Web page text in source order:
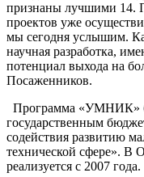
признаны лучшими 14.
проектов уже
мы сегодня услышим.
научная разработка,
потенциал выхода на
Посаженников.
Программа «УМНИК»
государственным
содействия развитию
технической сфере». В
реализуется с 2007 года.